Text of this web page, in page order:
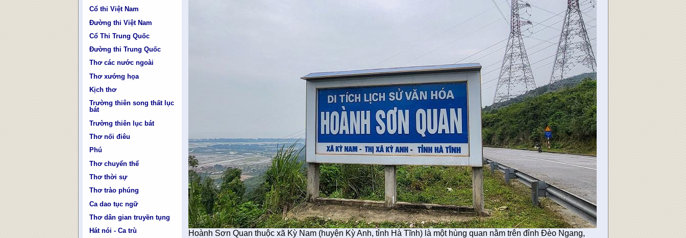
Cổ thi Việt Nam
Đường thi Việt Nam
Cổ Thi Trung Quốc
Đường thi Trung Quốc
Thơ các nước ngoài
Thơ xướng họa
Kịch thơ
Trường thiên song thất lục
bát
Trường thiên lục bát
Thơ nối điêu
Phú
Thơ chuyển thể
Thơ thời sự
Thơ trào phúng
Ca dao tục ngữ
Thơ dân gian truyền tụng
Hát nói - Ca trù
Hoành Sơn Quan thuộc xã Kỳ Nam (huyện Kỳ Anh, tỉnh Hà Tĩnh) là một hùng quan nằm trên đỉnh Đèo Ngang,